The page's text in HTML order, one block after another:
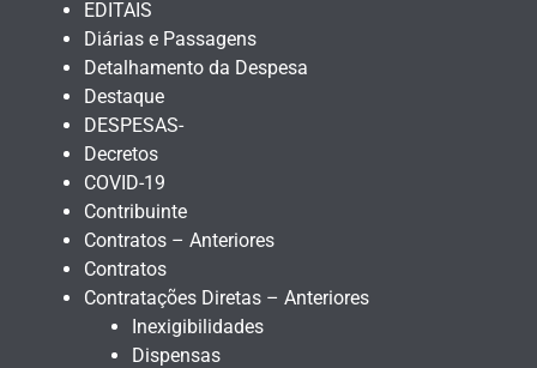
EDITAIS
Diárias e Passagens
Detalhamento da Despesa
Destaque
DESPESAS-
Decretos
COVID-19
Contribuinte
Contratos – Anteriores
Contratos
Contratações Diretas – Anteriores
Inexigibilidades
Dispensas